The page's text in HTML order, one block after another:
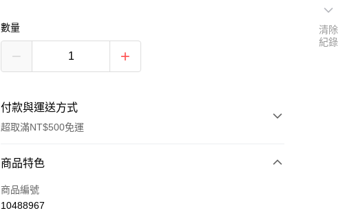
數量
付款與運送方式
超取滿NT$500免運
付款方式
信用卡一次付款
商品特色
商品編號
10488967
清除
紀錄